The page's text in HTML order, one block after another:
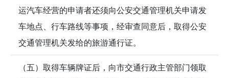
运汽车经营的申请者还须向公安交通管理机关申请发
车地点、行车路线等事项，经审查同意后，取得公安
交通管理机关发给的旅游通行证。
（五）取得车辆牌证后，向市交通行政主管部门领取